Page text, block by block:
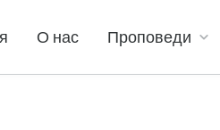
О нас Проповеди